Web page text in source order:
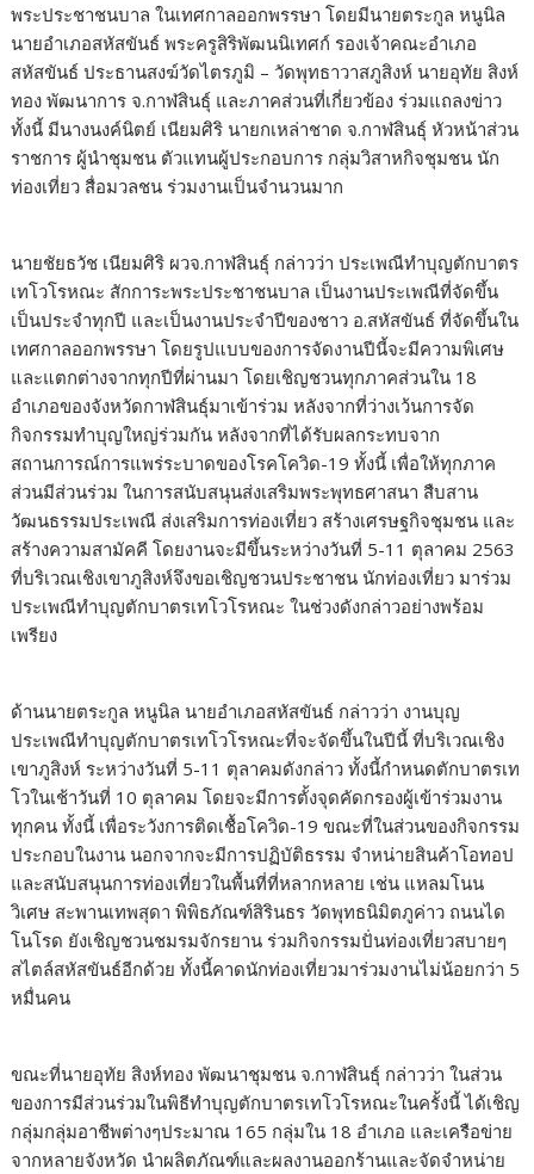
พระประชาชนบาล ในเทศกาลออกพรรษา โดยมีนายตระกูล หนูนิล
นายอำเภอสหัสขันธ์ พระครูสิริพัฒนนิเทศก์ รองเจ้าคณะอำเภอ
สหัสขันธ์ ประธานสงฆ์วัดไตรภูมิ – วัดพุทธาวาสภูสิงห์ นายอุทัย สิงห์
ทอง พัฒนาการ จ.กาฬสินธุ์ และภาคส่วนที่เกี่ยวข้อง ร่วมแถลงข่าว
ทั้งนี้ มีนางนงค์นิตย์ เนียมศิริ นายกเหล่าชาด จ.กาฬสินธุ์ หัวหน้าส่วน
ราชการ ผู้นำชุมชน ตัวแทนผู้ประกอบการ กลุ่มวิสาหกิจชุมชน นัก
ท่องเที่ยว สื่อมวลชน ร่วมงานเป็นจำนวนมาก
นายชัยธวัช เนียมศิริ ผวจ.กาฬสินธุ์ กล่าวว่า ประเพณีทำบุญตักบาตร
เทโวโรหณะ สักการะพระประชาชนบาล เป็นงานประเพณีที่จัดขึ้น
เป็นประจำทุกปี และเป็นงานประจำปีของชาว อ.สหัสขันธ์ ที่จัดขึ้นใน
เทศกาลออกพรรษา โดยรูปแบบของการจัดงานปีนี้จะมีความพิเศษ
และแตกต่างจากทุกปีที่ผ่านมา โดยเชิญชวนทุกภาคส่วนใน 18
อำเภอของจังหวัดกาฬสินธุ์มาเข้าร่วม หลังจากที่ว่างเว้นการจัด
กิจกรรมทำบุญใหญ่ร่วมกัน หลังจากที่ได้รับผลกระทบจาก
สถานการณ์การแพร่ระบาดของโรคโควิด-19 ทั้งนี้ เพื่อให้ทุกภาค
ส่วนมีส่วนร่วม ในการสนับสนุนส่งเสริมพระพุทธศาสนา สืบสาน
วัฒนธรรมประเพณี ส่งเสริมการท่องเที่ยว สร้างเศรษฐกิจชุมชน และ
สร้างความสามัคคี โดยงานจะมีขึ้นระหว่างวันที่ 5-11 ตุลาคม 2563
ที่บริเวณเชิงเขาภูสิงห์จึงขอเชิญชวนประชาชน นักท่องเที่ยว มาร่วม
ประเพณีทำบุญตักบาตรเทโวโรหณะ ในช่วงดังกล่าวอย่างพร้อม
เพรียง
ด้านนายตระกูล หนูนิล นายอำเภอสหัสขันธ์ กล่าวว่า งานบุญ
ประเพณีทำบุญตักบาตรเทโวโรหณะที่จะจัดขึ้นในปีนี้ ที่บริเวณเชิง
เขาภูสิงห์ ระหว่างวันที่ 5-11 ตุลาคมดังกล่าว ทั้งนี้กำหนดตักบาตรเท
โวในเช้าวันที่ 10 ตุลาคม โดยจะมีการตั้งจุดคัดกรองผู้เข้าร่วมงาน
ทุกคน ทั้งนี้ เพื่อระวังการติดเชื้อโควิด-19 ขณะที่ในส่วนของกิจกรรม
ประกอบในงาน นอกจากจะมีการปฏิบัติธรรม จำหน่ายสินค้าโอทอป
และสนับสนุนการท่องเที่ยวในพื้นที่ที่หลากหลาย เช่น แหลมโนน
วิเศษ สะพานเทพสุดา พิพิธภัณฑ์สิรินธร วัดพุทธนิมิตภูค่าว ถนนได
โนโรด ยังเชิญชวนชมรมจักรยาน ร่วมกิจกรรมปั่นท่องเที่ยวสบายๆ
สไตล์สหัสขันธ์อีกด้วย ทั้งนี้คาดนักท่องเที่ยวมาร่วมงานไม่น้อยกว่า 5
หมื่นคน
ขณะที่นายอุทัย สิงห์ทอง พัฒนาชุมชน จ.กาฬสินธุ์ กล่าวว่า ในส่วน
ของการมีส่วนร่วมในพิธีทำบุญตักบาตรเทโวโรหณะในครั้งนี้ ได้เชิญ
กลุ่มกลุ่มอาชีพต่างๆประมาณ 165 กลุ่มใน 18 อำเภอ และเครือข่าย
จากหลายจังหวัด นำผลิตภัณฑ์และผลงานออกร้านและจัดจำหน่าย